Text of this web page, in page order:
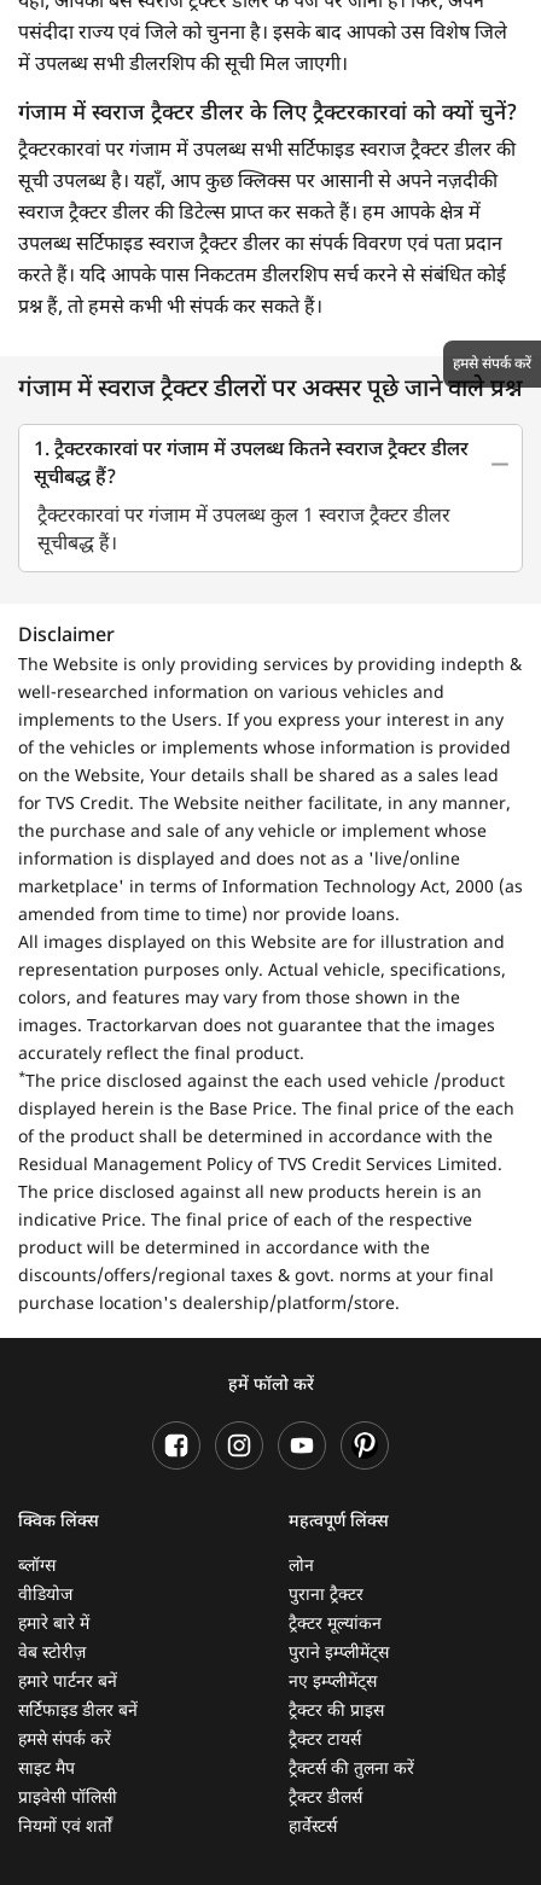
पसंदीदा राज्य एवं जिले को चुनना है। इसके बाद आपको उस विशेष जिले
में उपलब्ध सभी डीलरशिप की सूची मिल जाएगी।
गंजाम में स्वराज ट्रैक्टर डीलर के लिए ट्रैक्टरकारवां को क्यों चुनें?
ट्रैक्टरकारवां पर गंजाम में उपलब्ध सभी सर्टिफाइड स्वराज ट्रैक्टर डीलर की
सूची उपलब्ध है। यहाँ, आप कुछ क्लिक्स पर आसानी से अपने नज़दीकी
स्वराज ट्रैक्टर डीलर की डिटेल्स प्राप्त कर सकते हैं। हम आपके क्षेत्र में
उपलब्ध सर्टिफाइड स्वराज ट्रैक्टर डीलर का संपर्क विवरण एवं पता प्रदान
करते हैं। यदि आपके पास निकटतम डीलरशिप सर्च करने से संबंधित कोई
प्रश्न हैं, तो हमसे कभी भी संपर्क कर सकते हैं।
गंजाम में स्वराज ट्रैक्टर डीलरों पर अक्सर पूछे जाने वाले प्रश्न
1. ट्रैक्टरकारवां पर गंजाम में उपलब्ध कितने स्वराज ट्रैक्टर डीलर
सूचीबद्ध हैं?
ट्रैक्टरकारवां पर गंजाम में उपलब्ध कुल 1 स्वराज ट्रैक्टर डीलर
सूचीबद्ध हैं।
Disclaimer
The Website is only providing services by providing indepth &
well-researched information on various vehicles and
implements to the Users. If you express your interest in any
of the vehicles or implements whose information is provided
on the Website, Your details shall be shared as a sales lead
for TVS Credit. The Website neither facilitate, in any manner,
the purchase and sale of any vehicle or implement whose
information is displayed and does not as a 'live/online
marketplace' in terms of Information Technology Act, 2000 (as
amended from time to time) nor provide loans.
All images displayed on this Website are for illustration and
representation purposes only. Actual vehicle, specifications,
colors, and features may vary from those shown in the
images. Tractorkarvan does not guarantee that the images
accurately reflect the final product.
*The price disclosed against the each used vehicle /product
displayed herein is the Base Price. The final price of the each
of the product shall be determined in accordance with the
Residual Management Policy of TVS Credit Services Limited.
The price disclosed against all new products herein is an
indicative Price. The final price of each of the respective
product will be determined in accordance with the
discounts/offers/regional taxes & govt. norms at your final
purchase location's dealership/platform/store.
हमें फॉलो करें
क्विक लिंक्स
ब्लॉग्स
वीडियोज
हमारे बारे में
वेब स्टोरीज़
हमारे पार्टनर बनें
सर्टिफाइड डीलर बनें
हमसे संपर्क करें
साइट मैप
प्राइवेसी पॉलिसी
नियमों एवं शर्तों
महत्वपूर्ण लिंक्स
लोन
पुराना ट्रैक्टर
ट्रैक्टर मूल्यांकन
पुराने इम्प्लीमेंट्स
नए इम्प्लीमेंट्स
ट्रैक्टर की प्राइस
ट्रैक्टर टायर्स
ट्रैक्टर्स की तुलना करें
ट्रैक्टर डीलर्स
हार्वेस्टर्स
हमसे संपर्क करें